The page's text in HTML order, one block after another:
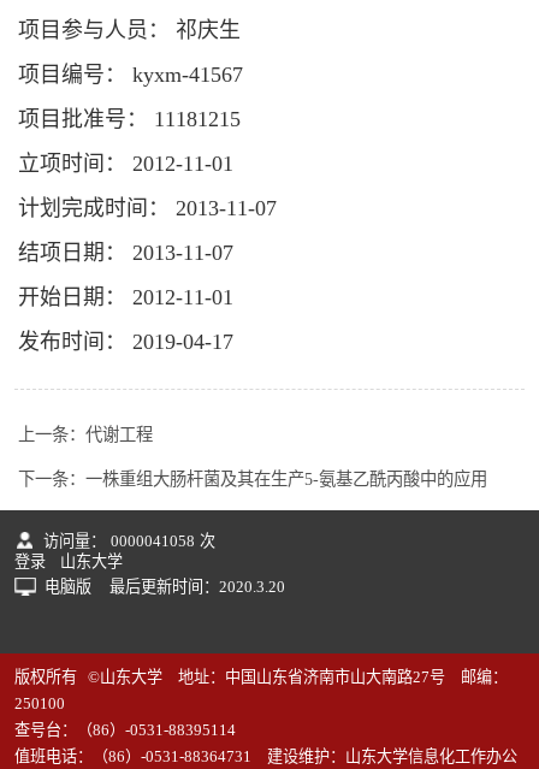
项目参与人员： 祁庆生
项目编号： kyxm-41567
项目批准号： 11181215
立项时间： 2012-11-01
计划完成时间： 2013-11-07
结项日期： 2013-11-07
开始日期： 2012-11-01
发布时间： 2019-04-17
上一条： 代谢工程
下一条： 一株重组大肠杆菌及其在生产5-氨基乙酰丙酸中的应用
访问量： 0000041058 次
登录
山东大学
电脑版
最后更新时间： 2020 3 20
版权所有 ©山东大学 地址：中国山东省济南市山大南路27号 邮编：
250100
查号台：（86）-0531-88395114
值班电话：（86）-0531-88364731 建设维护：山东大学信息化工作办公